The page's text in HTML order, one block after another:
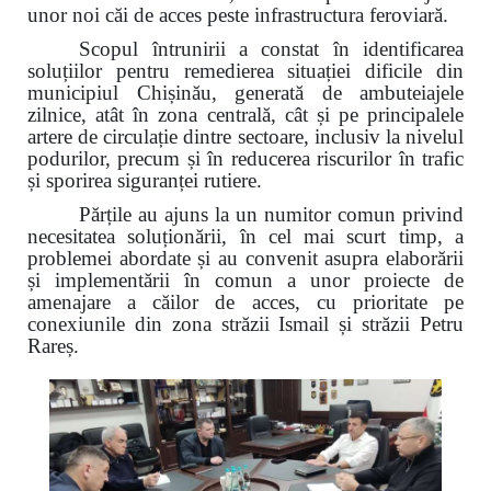
unor noi căi de acces peste infrastructura feroviară.
Scopul întrunirii a constat în identificarea
soluțiilor pentru remedierea situației dificile din
municipiul Chișinău, generată de ambuteiajele
zilnice, atât în zona centrală, cât și pe principalele
artere de circulație dintre sectoare, inclusiv la nivelul
podurilor, precum și în reducerea riscurilor în trafic
și sporirea siguranței rutiere.
Părțile au ajuns la un numitor comun privind
necesitatea soluționării, în cel mai scurt timp, a
problemei abordate și au convenit asupra elaborării
și implementării în comun a unor proiecte de
amenajare a căilor de acces, cu prioritate pe
conexiunile din zona străzii Ismail și străzii Petru
Rareș.